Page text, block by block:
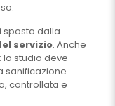
sposta dalla
servizio. Anche
lo studio deve
sanificazione
controllata e